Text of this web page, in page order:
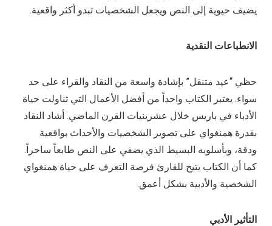
يضيف حيوية إلى النص ويجعل الشخصيات تبدو أكثر واقعية.
الانطباعات النقدية
حظي “عيد متنقل” بإشادة واسعة من النقاد والقراء على حد
سواء. يعتبر الكتاب واحداً من أفضل الأعمال التي تناولت حياة
الأدباء في باريس خلال عشرينيات القرن الماضي. أشاد النقاد
بقدرة همنغواي على تصوير الشخصيات والأحداث بواقعية
ودقة، وبأسلوبه البسيط الذي يضفي على النص طابعاً ساحراً.
كما أن الكتاب يتيح للقارئ فرصة التعرف على حياة همنغواي
الشخصية والأدبية بشكل أعمق.
التأثير الأدبي